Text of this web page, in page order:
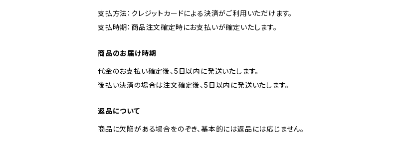
支払方法：クレジットカードによる決済がご利用いただけます。
支払時期：商品注文確定時にお支払いが確定いたします。
商品のお届け時期
代金のお支払い確定後、5日以内に発送いたします。
後払い決済の場合は注文確定後、5日以内に発送いたします。
返品について
商品に欠陥がある場合をのぞき、基本的には返品には応じません。